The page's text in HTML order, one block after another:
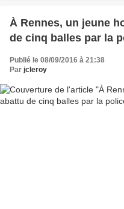
À Rennes, un jeune
de cinq balles par la
Publié le 08/09/2016 à 21:38
Par jcleroy